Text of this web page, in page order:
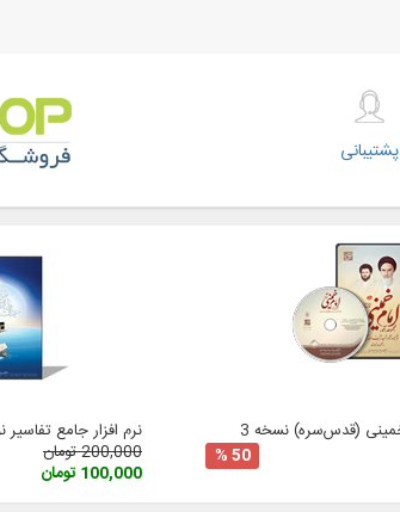
پشتیبانی
(‌قدس‌سره) نسخه 3
50 %
نرم افزار جامع تفاسیر
200,000 تومان
100,000 تومان